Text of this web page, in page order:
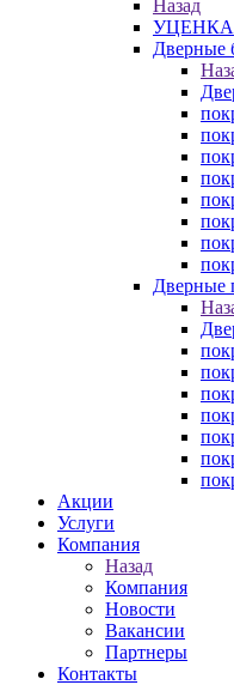
Назад
УЦЕНКА
Дверные
Дверные
Акции
Услуги
Компания
Назад
Компания
Новости
Вакансии
Партнеры
Контакты